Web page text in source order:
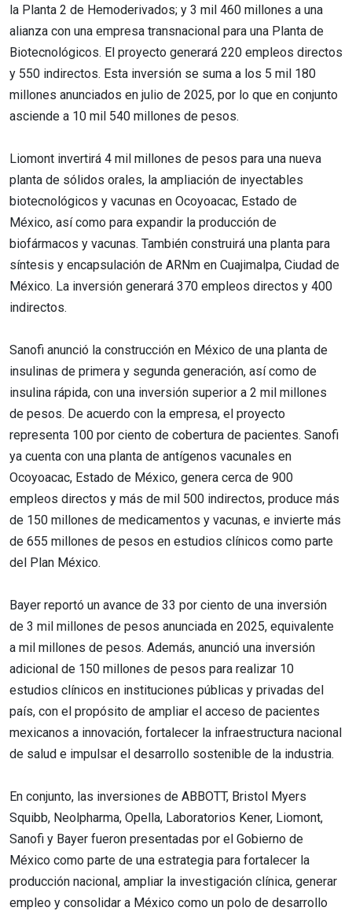
la Planta 2 de Hemoderivados; y 3 mil 460 millones a una
alianza con una empresa transnacional para una Planta de
Biotecnológicos. El proyecto generará 220 empleos directos
y 550 indirectos. Esta inversión se suma a los 5 mil 180
millones anunciados en julio de 2025, por lo que en conjunto
asciende a 10 mil 540 millones de pesos.
Liomont invertirá 4 mil millones de pesos para una nueva
planta de sólidos orales, la ampliación de inyectables
biotecnológicos y vacunas en Ocoyoacac, Estado de
México, así como para expandir la producción de
biofármacos y vacunas. También construirá una planta para
síntesis y encapsulación de ARNm en Cuajimalpa, Ciudad de
México. La inversión generará 370 empleos directos y 400
indirectos.
Sanofi anunció la construcción en México de una planta de
insulinas de primera y segunda generación, así como de
insulina rápida, con una inversión superior a 2 mil millones
de pesos. De acuerdo con la empresa, el proyecto
representa 100 por ciento de cobertura de pacientes. Sanofi
ya cuenta con una planta de antígenos vacunales en
Ocoyoacac, Estado de México, genera cerca de 900
empleos directos y más de mil 500 indirectos, produce más
de 150 millones de medicamentos y vacunas, e invierte más
de 655 millones de pesos en estudios clínicos como parte
del Plan México.
Bayer reportó un avance de 33 por ciento de una inversión
de 3 mil millones de pesos anunciada en 2025, equivalente
a mil millones de pesos. Además, anunció una inversión
adicional de 150 millones de pesos para realizar 10
estudios clínicos en instituciones públicas y privadas del
país, con el propósito de ampliar el acceso de pacientes
mexicanos a innovación, fortalecer la infraestructura nacional
de salud e impulsar el desarrollo sostenible de la industria.
En conjunto, las inversiones de ABBOTT, Bristol Myers
Squibb, Neolpharma, Opella, Laboratorios Kener, Liomont,
Sanofi y Bayer fueron presentadas por el Gobierno de
México como parte de una estrategia para fortalecer la
producción nacional, ampliar la investigación clínica, generar
empleo y consolidar a México como un polo de desarrollo